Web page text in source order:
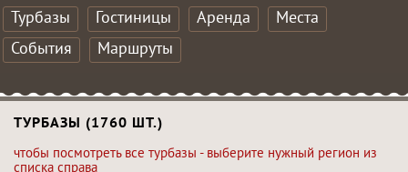
Турбазы Гостиницы Аренда
Места
События
Маршруты
ТУРБАЗЫ (1760 ШТ.)
чтобы посмотреть все турбазы - выберите нужный регион из